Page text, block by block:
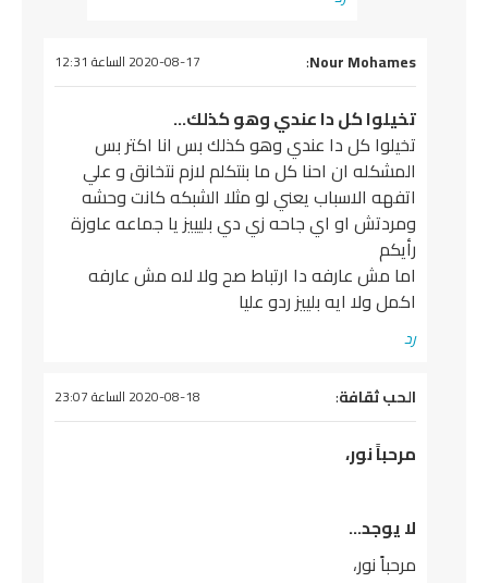
يقول
Nour Mohames
: 2020-08-17 الساعة 12:31
تخيلوا كل دا عندي وهو كذلك…
تخيلوا كل دا عندي وهو كذلك بس انا اكتر بس
المشكله ان احنا كل ما بنتكلم لازم نتخانق و علي
اتفهه الاسباب يعني لو مثلا الشبكه كانت وحشه
ومردتش او اي جاحه زي دي بليييز يا جماعه عاوزة
رأيكم
اما مش عارفه دا ارتباط صح ولا لاه مش عارفه
اكمل ولا ايه بلييز ردو عليا
رد
يقول
الحب ثقافة: 2020-08-18 الساعة 23:07
مرحباً نور،
لا يوجد…
مرحباً نور،